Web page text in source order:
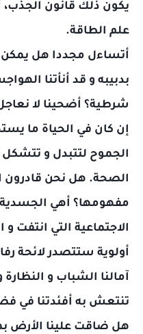
يكون ذلك قانون الجذب،
علم الطاقة.
أتساءل مجددا هل يمكن
بدبيبه و قد أنأتنا
شرطية؟ أضحينا لا نعاجل
إن كان في الحياة ما
الجموح لتتبدل و
الصحة. هل نحن قادرون
مفهومها؟ أهي
الاجتماعية التي انتفت
أولوية ستتصدر لائحة
آمالنا الشباب و
تنتعش به أفئدتنا في
هل ضاقت علينا الأرض